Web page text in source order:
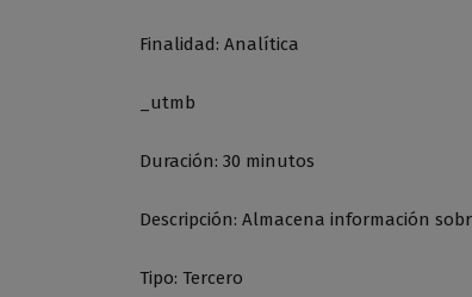
Finalidad: Analítica
_utmb
Duración: 30 minutos
Descripción: Almacena información
Tipo: Tercero